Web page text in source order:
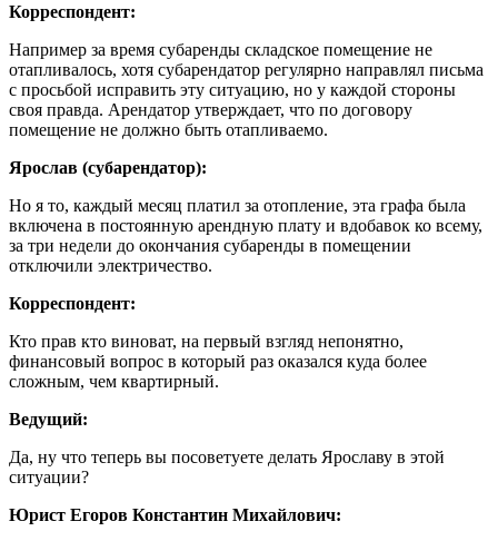
Корреспондент:
Например за время субаренды складское помещение не
отапливалось, хотя субарендатор регулярно направлял письма
с просьбой исправить эту ситуацию, но у каждой стороны
своя правда. Арендатор утверждает, что по договору
помещение не должно быть отапливаемо.
Ярослав (субарендатор):
Но я то, каждый месяц платил за отопление, эта графа была
включена в постоянную арендную плату и вдобавок ко всему,
за три недели до окончания субаренды в помещении
отключили электричество.
Корреспондент:
Кто прав кто виноват, на первый взгляд непонятно,
финансовый вопрос в который раз оказался куда более
сложным, чем квартирный.
Ведущий:
Да, ну что теперь вы посоветуете делать Ярославу в этой
ситуации?
Юрист Егоров Константин Михайлович: